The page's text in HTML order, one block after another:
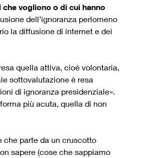
vogliono o di cui hanno
dell’ignoranza perlomeno
la diffusione di internet e dei
quella attiva, cioè volontaria,
sottovalutazione è resa
di ignoranza presidenziale».
più acuta, quella di non
che parte da un cruscotto
sapere (cose che sappiamo